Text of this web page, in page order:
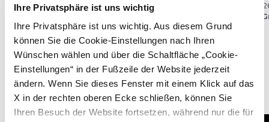
Ihre Privatsphäre ist uns wichtig
Ihre Privatsphäre ist uns wichtig. Aus diesem Grund
können Sie die Cookie-Einstellungen nach Ihren
Wünschen wählen und über die Schaltfläche „Cookie-
Einstellungen“ in der Fußzeile der Website jederzeit
ändern. Wenn Sie dieses Fenster mit einem Klick auf das
X in der rechten oberen Ecke schließen, können Sie
Ihren Besuch der Website fortsetzen, während nur die für
2026
Vom 29 Aug. 2026 bis 06 Sep.
in Civitella Paganico
in
Festival